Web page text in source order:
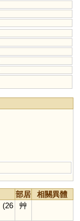
部居
相關異體
(26
艸